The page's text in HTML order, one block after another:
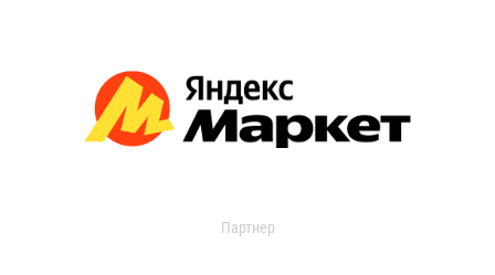
Партнер